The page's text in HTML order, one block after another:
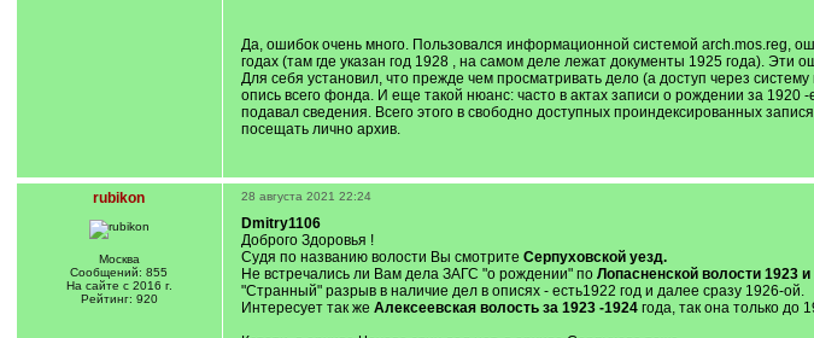
Да, ошибок очень много. Пользовался информационной системой arch.mos.reg,
годах (там где указан год 1928 , на самом деле лежат документы 1925 года).
Для себя установил, что прежде чем просматривать дело (а доступ через
опись всего фонда. И еще такой нюанс: часто в актах записи о рождении за 1920
подавал сведения. Всего этого в свободно доступных проиндексированных
посещать лично архив.
rubikon
Москва
Сообщений: 855
На сайте с 2016 г.
Рейтинг: 920
28 августа 2021 22:24
Dmitry1106
Доброго Здоровья !
Судя по названию волости Вы смотрите Серпуховской уезд.
Не встречались ли Вам дела ЗАГС "о рождении" по Лопасненской волости 1923 и
"Странный" разрыв в наличие дел в описях - есть1922 год и далее сразу 1926-ой.
Интересует так же Алексеевская волость за 1923 -1924года, так она только до